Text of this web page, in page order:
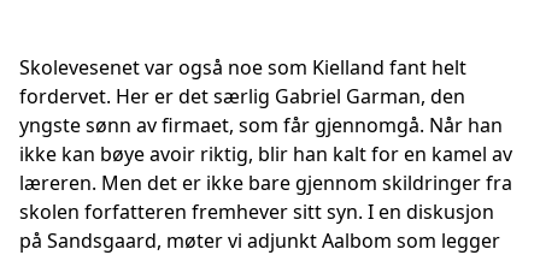
Skolevesenet var også noe som Kielland fant helt
fordervet. Her er det særlig Gabriel Garman, den
yngste sønn av firmaet, som får gjennomgå. Når han
ikke kan bøye avoir riktig, blir han kalt for en kamel av
læreren. Men det er ikke bare gjennom skildringer fra
skolen forfatteren fremhever sitt syn. I en diskusjon
på Sandsgaard, møter vi adjunkt Aalbom som legger